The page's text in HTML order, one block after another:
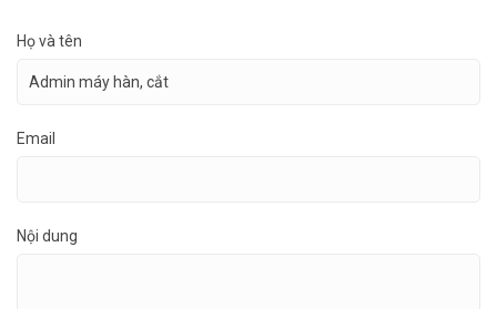
Họ và tên
Email
Nội dung